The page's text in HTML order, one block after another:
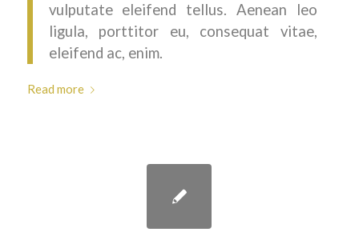
vulputate eleifend tellus. Aenean leo
ligula, porttitor eu, consequat vitae,
eleifend ac, enim.
Read more